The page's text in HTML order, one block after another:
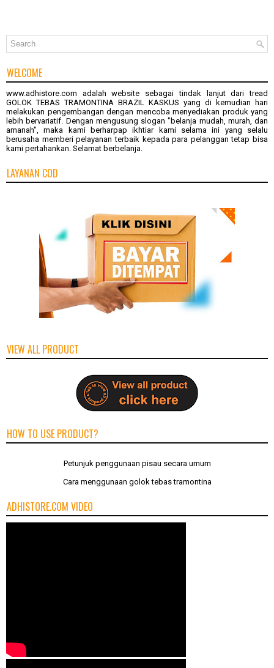
WELCOME
www.adhistore.com adalah website sebagai tindak lanjut dari tread
GOLOK TEBAS TRAMONTINA BRAZIL KASKUS yang di kemudian hari
melakukan pengembangan dengan mencoba menyediakan produk yang
lebih bervariatif. Dengan mengusung slogan "belanja mudah, murah, dan
amanah", maka kami berharpap ikhtiar kami selama ini yang selalu
berusaha memberi pelayanan terbaik kepada para pelanggan tetap bisa
kami pertahankan. Selamat berbelanja.
LAYANAN COD
VIEW ALL PRODUCT
HOW TO USE PRODUCT?
Petunjuk penggunaan pisau secara umum
Cara menggunaan golok tebas tramontina
ADHISTORE.COM VIDEO